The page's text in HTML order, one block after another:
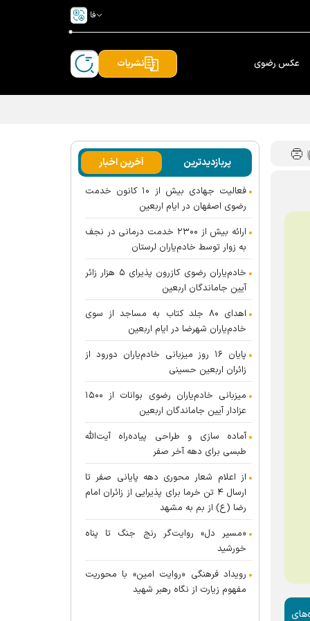
فا
عکس رضوی نشریات
پربازدیدترین آخرین اخبار
فعالیت جهادی بیش از ۱۰ کانون خدمت
رضوی اصفهان در ایام اربعین
ارائه بیش از ۲۳۰۰ خدمت درمانی در نجف
به زوار توسط خادم‌یاران لرستان
خادم‌یاران رضوی کازرون پذیرای ۵ هزار زائر
آیین جاماندگان اربعین
اهدای ۸۰ جلد کتاب به مساجد از سوی
خادم‌یاران شهرضا در ایام اربعین
پایان ۱۶ روز میزبانی خادم‌یاران دورود از
زائران اربعین حسینی
میزبانی خادم‌یاران رضوی بوانات از ۱۵۰۰
عزادار آیین جاماندگان اربعین
آماده سازی و طراحی پیاده‌راه آیت‌الله
طبسی برای دهه آخر صفر
از اعلام شعار محوری دهه پایانی صفر تا
ارسال ۴ تن خرما برای پذیرایی از زائران امام
رضا (ع) از بم به مشهد
«مسیر دل» روایت‌گر رنج جنگ تا پناه
خورشید
رویداد فرهنگی «روایت امین» با محوریت
مفهوم زیارت از نگاه رهبر شهید